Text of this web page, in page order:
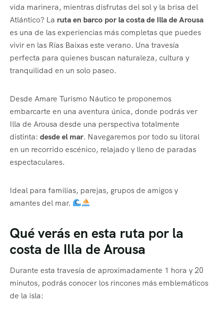
vida marinera, mientras disfrutas del sol y la brisa del
Atlántico? La ruta en barco por la costa de Illa de Arousa
es una de las experiencias más completas que puedes
vivir en las Rías Baixas este verano. Una travesía
perfecta para quienes buscan naturaleza, cultura y
tranquilidad en un solo paseo.
Desde Amare Turismo Náutico te proponemos
embarcarte en una aventura única, donde podrás ver
Illa de Arousa desde una perspectiva totalmente
distinta: desde el mar. Navegaremos por todo su litoral
en un recorrido escénico, relajado y lleno de paradas
espectaculares.
Ideal para familias, parejas, grupos de amigos y
amantes del mar.
Qué verás en esta ruta por la
costa de Illa de Arousa
Durante esta travesía de aproximadamente 1 hora y 20
minutos, podrás conocer los rincones más emblemáticos
de la isla: